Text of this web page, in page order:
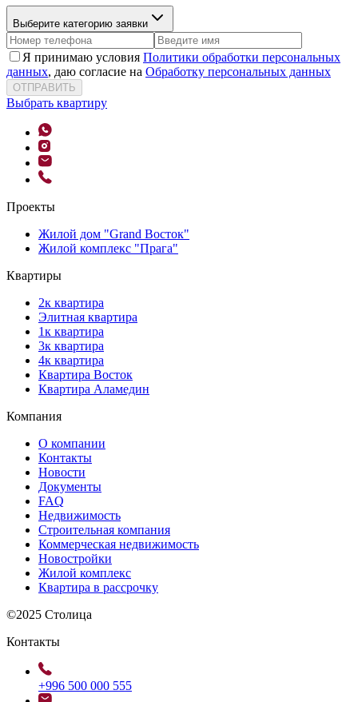
Выберите категорию заявки
Я принимаю условия Политики обработки персональных
данных, даю согласие на Обработку персональных данных
ОТПРАВИТЬ
Выбрать квартиру
Проекты
Жилой дом "Grand Восток"
Жилой комплекс "Прага"
Квартиры
2к квартира
Элитная квартира
1к квартира
3к квартира
4к квартира
Квартира Восток
Квартира Аламедин
Компания
О компании
Контакты
Новости
Документы
FAQ
Недвижимость
Строительная компания
Коммерческая недвижимость
Новостройки
Жилой комплекс
Квартира в рассрочку
©2025 Столица
Контакты
+996 500 000 555